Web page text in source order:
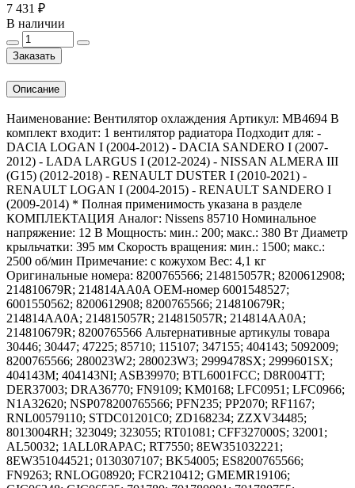
7 431 ₽
В наличии
Заказать
Описание
Наименование: Вентилятор охлаждения Артикул: MB4694 В
комплект входит: 1 вентилятор радиатора Подходит для: -
DACIA LOGAN I (2004-2012) - DACIA SANDERO I (2007-
2012) - LADA LARGUS I (2012-2024) - NISSAN ALMERA III
(G15) (2012-2018) - RENAULT DUSTER I (2010-2021) -
RENAULT LOGAN I (2004-2015) - RENAULT SANDERO I
(2009-2014) * Полная применимость указана в разделе
КОМПЛЕКТАЦИЯ Аналог: Nissens 85710 Номинальное
напряжение: 12 В Мощность: мин.: 200; макс.: 380 Вт Диаметр
крыльчатки: 395 мм Скорость вращения: мин.: 1500; макс.:
2500 об/мин Примечание: с кожухом Вес: 4,1 кг
Оригинальные номера: 8200765566; 214815057R; 8200612908;
214810679R; 214814AA0A OEM-номер 6001548527;
6001550562; 8200612908; 8200765566; 214810679R;
214814AA0A; 214815057R; 214815057R; 214814AA0A;
214810679R; 8200765566 Альтернативные артикулы товара
30446; 30447; 47225; 85710; 115107; 347155; 404143; 5092009;
8200765566; 280023W2; 280023W3; 2999478SX; 2999601SX;
404143M; 404143NI; ASB39970; BTL6001FCC; D8R004TT;
DER37003; DRA36770; FN9109; KM0168; LFC0951; LFC0966;
N1A32620; NSP078200765566; PFN235; PP2070; RF1167;
RNL00579110; STDC01201C0; ZD168234; ZZXV34485;
8013004RH; 323049; 323055; RT01081; CFF327000S; 32001;
AL50032; 1ALL0RAPAC; RT7550; 8EW351032221;
8EW351044521; 0130307107; BK54005; ES8200765566;
FN9263; RNLOG08920; FCR210412; GMEMR19106;